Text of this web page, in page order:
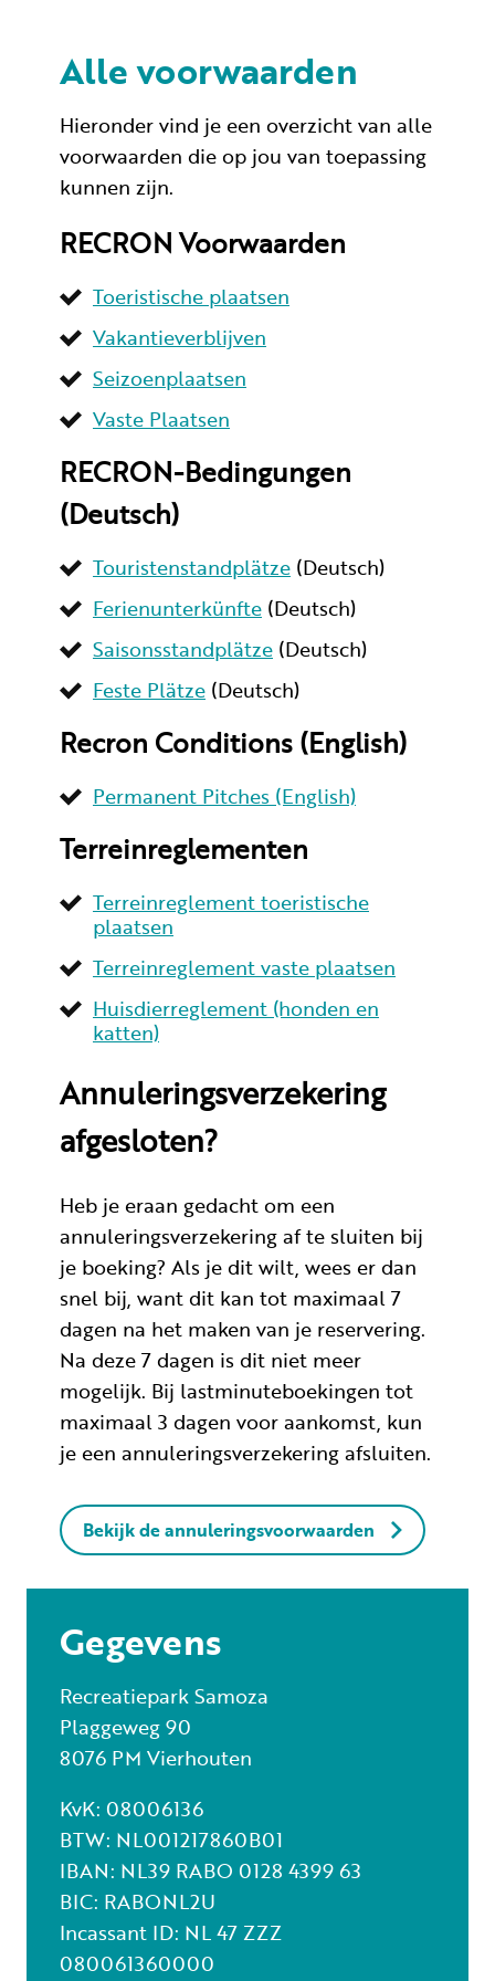
Huren
Particulier huren
+31 (0) 577 411 283
Gastinformatie
Contact
Werken bij
Mijn Samoza
Alle voorwaarden
Hieronder vind je een overzicht van alle
voorwaarden die op jou van toepassing
kunnen zijn.
RECRON Voorwaarden
Toeristische plaatsen
Vakantieverblijven
Seizoenplaatsen
Vaste Plaatsen
RECRON-Bedingungen
(Deutsch)
Touristenstandplätze (Deutsch)
Ferienunterkünfte (Deutsch)
Saisonsstandplätze (Deutsch)
Feste Plätze (Deutsch)
Recron Conditions (English)
Permanent Pitches (English)
Terreinreglementen
Terreinreglement toeristische
plaatsen
Terreinreglement vaste plaatsen
Huisdierreglement (honden en
katten)
Annuleringsverzekering
afgesloten?
Heb je eraan gedacht om een
annuleringsverzekering af te sluiten bij
je boeking? Als je dit wilt, wees er dan
snel bij, want dit kan tot maximaal 7
dagen na het maken van je reservering.
Na deze 7 dagen is dit niet meer
mogelijk. Bij lastminuteboekingen tot
maximaal 3 dagen voor aankomst, kun
je een annuleringsverzekering afsluiten.
Bekijk de annuleringsvoorwaarden
Gegevens
Recreatiepark Samoza
Plaggeweg 90
8076 PM Vierhouten
KvK: 08006136
BTW: NL001217860B01
IBAN: NL39 RABO 0128 4399 63
BIC: RABONL2U
Incassant ID: NL 47 ZZZ
080061360000